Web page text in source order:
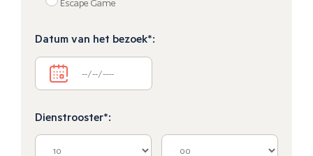
Escape Game
Datum van het bezoek*:
Dienstrooster*: